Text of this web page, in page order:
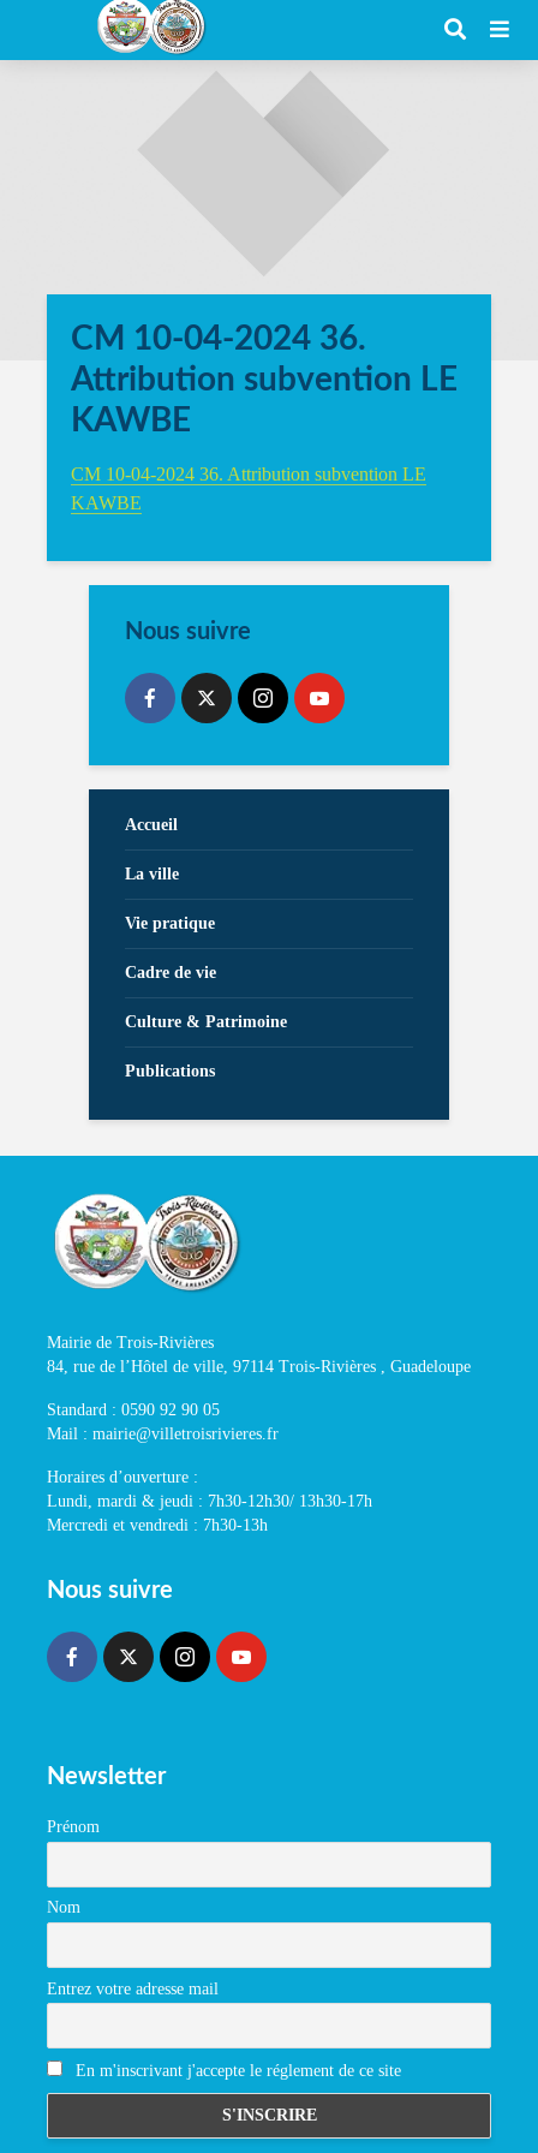
CM 10-04-2024 36.
Attribution subvention LE
KAWBE
CM 10-04-2024 36. Attribution subvention LE
KAWBE
Nous suivre
Accueil
La ville
Vie pratique
Cadre de vie
Culture & Patrimoine
Publications
Mairie de Trois-Rivières
84, rue de l’Hôtel de ville, 97114 Trois-Rivières , Guadeloupe
Standard : 0590 92 90 05
Mail : mairie@villetroisrivieres.fr
Horaires d’ouverture :
Lundi, mardi & jeudi : 7h30-12h30/ 13h30-17h
Mercredi et vendredi : 7h30-13h
Nous suivre
Newsletter
Prénom
Nom
Entrez votre adresse mail
En m'inscrivant j'accepte le réglement de ce site